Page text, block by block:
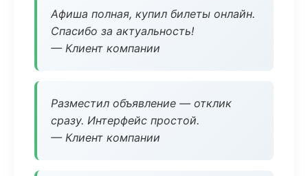
Афиша полная, купил билеты онлайн.
Спасибо за актуальность!
— Клиент компании
Разместил объявление — отклик
сразу. Интерфейс простой.
— Клиент компании